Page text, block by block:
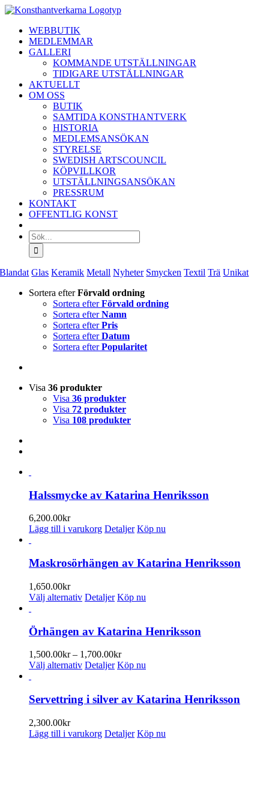
Fortsätt
innehålletWEBBUTIK
MEDLEMMAR
GALLERI
KOMMANDE UTSTÄLLNINGAR
TIDIGARE UTSTÄLLNINGAR
AKTUELLT
OM OSS
BUTIK
SAMTIDA KONSTHANTVERK
HISTORIA
MEDLEMSANSÖKAN
STYRELSE
SWEDISH ARTSCOUNCIL
KÖPVILLKOR
UTSTÄLLNINGSANSÖKAN
PRESSRUM
KONTAKT
OFFENTLIG KONST
Sök
efter:
Blandat Glas Keramik Metall Nyheter Smycken Textil Trä Unikat
Sortera efterFörvald ordning
Sortera efterFörvald ordning
Sortera efterNamn
Sortera efterPris
Sortera efterDatum
Sortera efterPopularitet
Visa 36 produkter
Visa 36 produkter
Visa 72 produkter
Visa 108 produkter
Halssmycke av Katarina Henriksson
6,200.00kr
Lägg till i varukorg Detaljer Köp nu
Maskrosörhängen av Katarina Henriksson
1,650.00kr
Välj alternativ Den
har
flera
varianter.
De
olika
kan
väljas
Detaljer Köp nu
Örhängen av Katarina Henriksson
1,500.00kr – 1,700.00krPrisintervall:
1,500.00kr
Välj alternativ Den
har
flera
De
olika
Detaljer Köp nu
Servettring i silver av Katarina Henriksson
2,300.00kr
Lägg till i varukorg Detaljer Köp nu